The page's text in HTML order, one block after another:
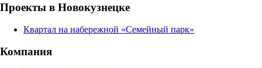
Проекты в Новокузнецке
Квартал на набережной «Семейный парк»
Компания